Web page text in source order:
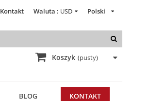
Polski
Waluta : USD
Kontakt
Koszyk (pusty)
BLOG KONTAKT